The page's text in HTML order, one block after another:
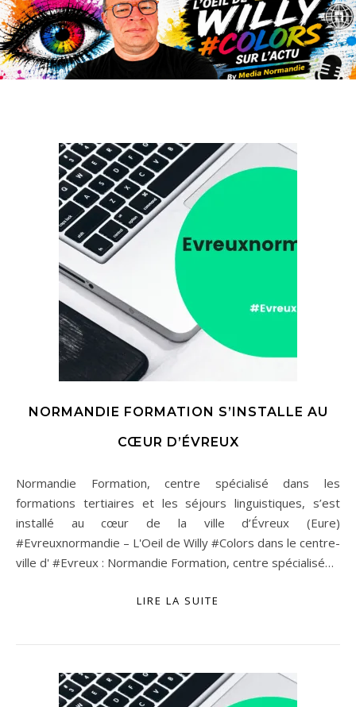
NORMANDIE FORMATION S’INSTALLE AU
CŒUR D’ÉVREUX
Normandie Formation, centre spécialisé dans les
formations tertiaires et les séjours linguistiques, s’est
installé au cœur de la ville d’Évreux (Eure)
#Evreuxnormandie – L'Oeil de Willy #Colors dans le centre-
ville d' #Evreux : Normandie Formation, centre spécialisé…
LIRE LA SUITE